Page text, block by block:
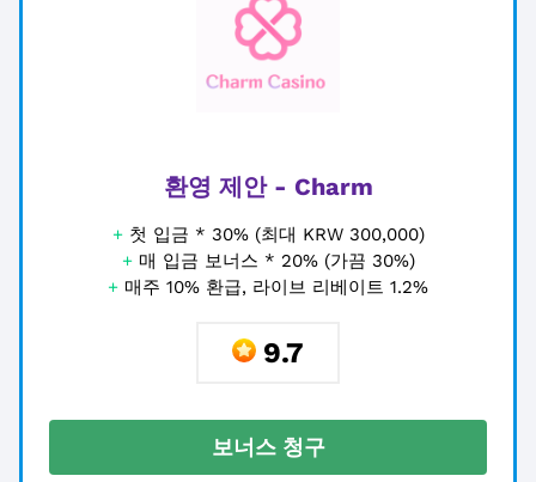
환영 제안 - Charm
+ 첫 입금 * 30% (최대 KRW 300,000)
+ 매 입금 보너스 * 20% (가끔 30%)
+ 매주 10% 환급, 라이브 리베이트 1.2%
9.7
보너스 청구